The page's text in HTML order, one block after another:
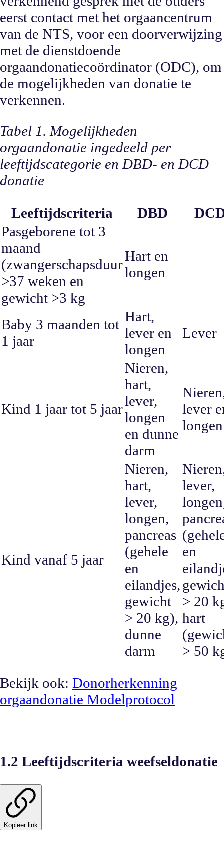
eerst contact met het orgaancentrum
van de NTS, voor een doorverwijzing
met de dienstdoende
orgaandonatiecoördinator (ODC), om
de mogelijkheden van donatie te
verkennen.
Tabel 1. Mogelijkheden
orgaandonatie ingedeeld per
leeftijdscategorie en DBD- en DCD
donatie
Leeftijdscriteria DBD
Pasgeborene tot 3
maand
(zwangerschapsduur
>37 weken en
gewicht >3 kg
Hart en
longen
Baby 3 maanden tot
1 jaar
Hart,
lever en
longen
Lever
Kind 1 jaar tot 5 jaar
Nieren,
hart,
lever,
longen
en dunne
darm
lever
longen
Kind vanaf 5 jaar
Nieren,
hart,
lever,
longen,
pancreas
(gehele
en
eilandjes,
gewicht
> 20 kg),
dunne
darm
lever,
en
> 20
hart
> 50
Bekijk ook: Donorherkenning
orgaandonatie Modelprotocol
1.2 Leeftijdscriteria weefseldonatie
Kopieer link